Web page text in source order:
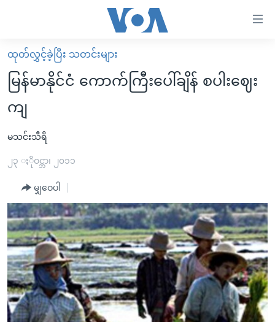
လွယ်ကူ
စေ
Link
များ
ပင်မ
ကျော်
ကြည့်
ရန်
ပင်မ
အ
ညွန်း
စာမျက်နှာ
မူလစာမျက်နှာ
မြန်မာ
ကမ္ဘာ့သတင်းများ
နိုင်ငံတကာ
အစ္စရေး-ပါလက်စတိုင်း
ဗွီဒီယို
အင်္ဂလိပ်စာလေ့လာမယ်
အမေရိကန်သုံးအီဒီယံ
မကြေးမုံရဲ့ အင်္ဂလိပ်စာ
ရုပ်ရှင်ထဲက အင်္ဂလိပ်စာ
သုတပဒေသာ အင်္ဂလိပ်စာ
အပတ်စဉ်ကဏ္ဍများ
ရေဒီယို
တီဗွီ
ရေဒီယိုနှင့်ရုပ်သံ အချက်အလက်များ
ရေဒီယို/တီဗွီအစီအစဉ်
Learning English
ထုတ်လွှင့်ခဲ့ပြီး သတင်းများ
မြန်မာနိုင်ငံ ကောက်ကြီးပေါ်ချိန် စပါးဈေး
ကျ
မသင်းသီရိ
၂၃ ႏိုဝင္ဘာ၊ ၂၀၁၁
မျှဝေပါ